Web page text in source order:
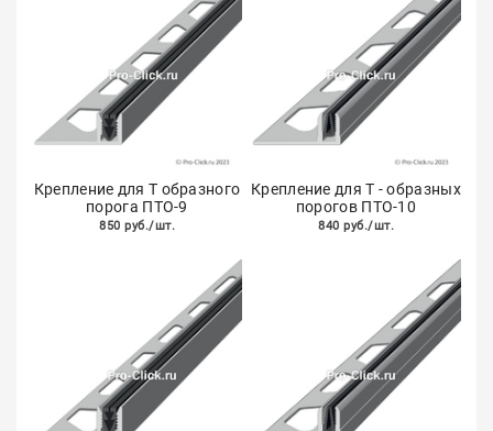
Крепление для Т образного
порога ПТО-9
850 руб./шт.
Крепление для Т - образных
порогов ПТО-10
840 руб./шт.